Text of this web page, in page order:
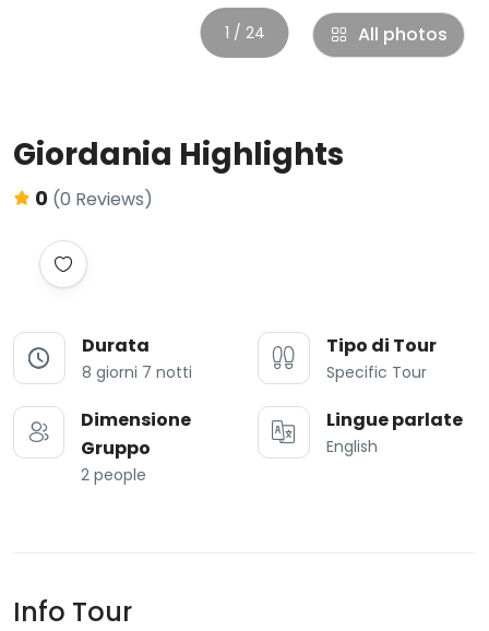
1 / 24 All photos
Giordania Highlights
0 (0 Reviews)
Durata
8 giorni 7 notti
Tipo di Tour
Specific Tour
Dimensione
Gruppo
2 people
Lingue parlate
English
Info Tour